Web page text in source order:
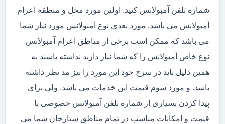
شماره تلفن آمبولانس کنید. اولین مورد محل و منطقه اعزام
آمبولانس می باشد. مورد بعدی نوع آمبولانس مورد نیاز شما
می باشد که ممکن است برخی از مناطق اعزام آمبولانس
نوع خاص آمبولانس را که شما نیاز دارید نداشته باشند به
همین دلیل باید در سرچ خود این مورد را نیز مد نظر داشته
باشد. و مورد سوم قیمت این خدمات می باشد. ولی برای
پیدا کردن بسیاری از شماره تلفن آمبولانس خصوصی با
قیمت و امکانات مناسب در تمام مناطق ستارخان شما می